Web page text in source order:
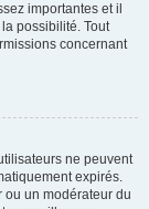
importantes et il
possibilité. Tout
concernant
ne peuvent
expirés.
ou un modérateur du